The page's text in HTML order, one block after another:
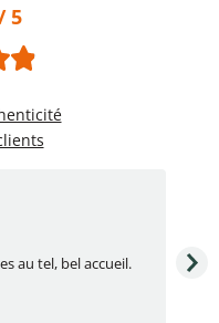
5
au tel, bel accueil.